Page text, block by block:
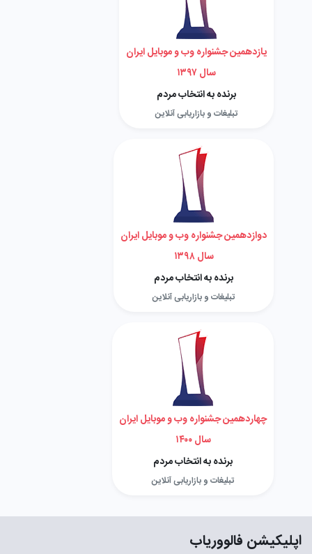
یازدهمین جشنواره وب و موبایل ایران
سال ۱۳۹۷
برنده به انتخاب مردم
تبلیغات و بازاریابی آنلاین
دوازدهمین جشنواره وب و موبایل ایران
سال ۱۳۹۸
برنده به انتخاب مردم
تبلیغات و بازاریابی آنلاین
چهاردهمین جشنواره وب و موبایل ایران
سال ۱۴۰۰
برنده به انتخاب مردم
تبلیغات و بازاریابی آنلاین
اپلیکیشن فالووریاب